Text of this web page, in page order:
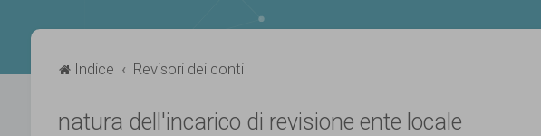
Indice Revisori dei conti
natura dell'incarico di revisione ente locale